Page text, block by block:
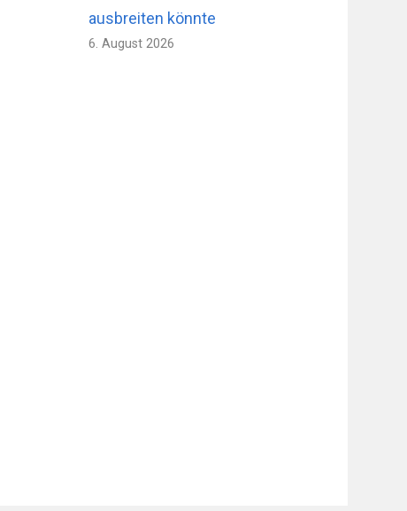
ausbreiten könnte
6. August 2026